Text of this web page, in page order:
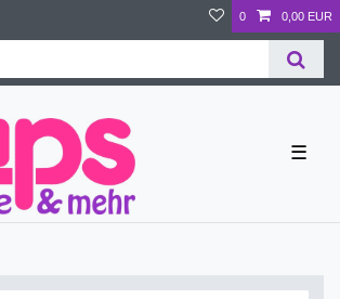
0 0,00 EUR
☰